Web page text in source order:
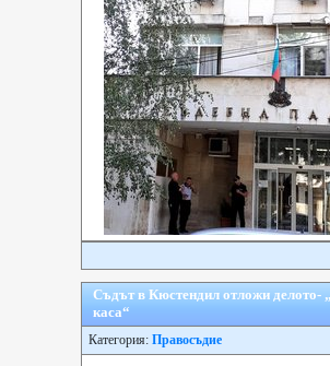
Съдът в Кюстендил отложи делото-
каса“
Категория: Правосъдие